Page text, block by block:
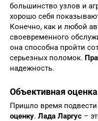
большинство узлов и
хорошо себя
Конечно, как и любой
своевременного
она способна пройти
серьезных поломок.
надежность.
Объективная
Пришло время подвести
оценку. Лада Ларгус –